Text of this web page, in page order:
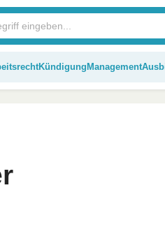
Kündigung Management